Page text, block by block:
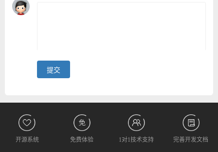
开源系统 免费体验 1对1技术支持 完善开发文档